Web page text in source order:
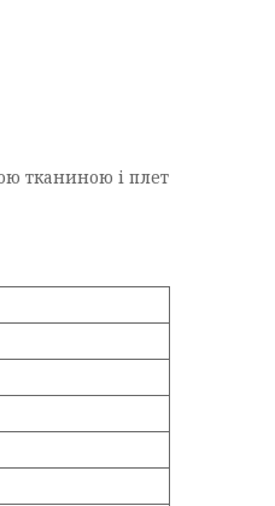
тканиною і плет